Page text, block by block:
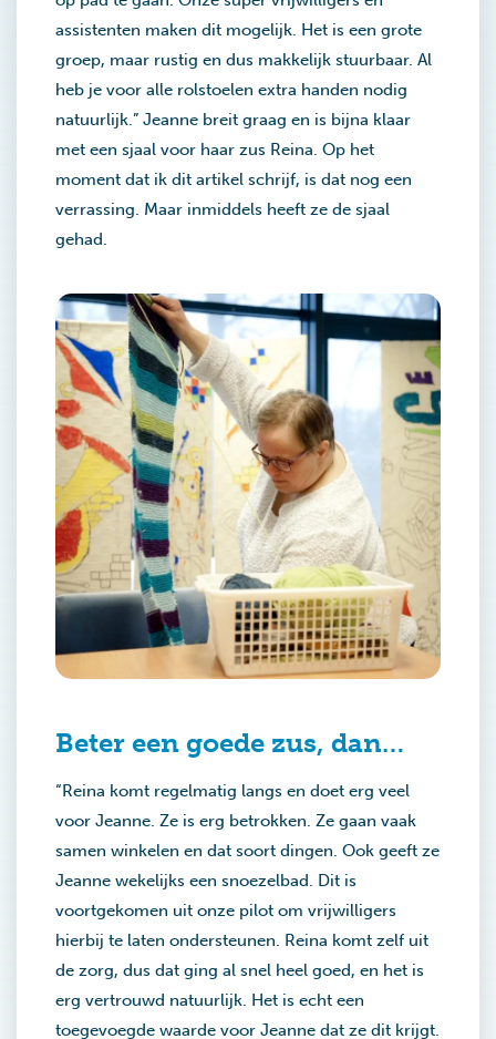
assistenten maken dit mogelijk. Het is een grote
groep, maar rustig en dus makkelijk stuurbaar. Al
heb je voor alle rolstoelen extra handen nodig
natuurlijk.” Jeanne breit graag en is bijna klaar
met een sjaal voor haar zus Reina. Op het
moment dat ik dit artikel schrijf, is dat nog een
verrassing. Maar inmiddels heeft ze de sjaal
gehad.
Beter een goede zus, dan…
“Reina komt regelmatig langs en doet erg veel
voor Jeanne. Ze is erg betrokken. Ze gaan vaak
samen winkelen en dat soort dingen. Ook geeft ze
Jeanne wekelijks een snoezelbad. Dit is
voortgekomen uit onze pilot om vrijwilligers
hierbij te laten ondersteunen. Reina komt zelf uit
de zorg, dus dat ging al snel heel goed, en het is
erg vertrouwd natuurlijk. Het is echt een
toegevoegde waarde voor Jeanne dat ze dit krijgt.